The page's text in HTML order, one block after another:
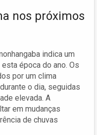
nos próximos
indica um
época do ano. Os
por um clima
o dia, seguidas
elevada. A
em mudanças
de chuvas